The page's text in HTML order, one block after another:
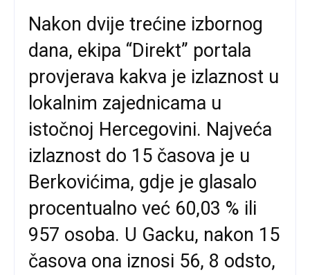
Nakon dvije trećine izbornog
dana, ekipa “Direkt” portala
provjerava kakva je izlaznost u
lokalnim zajednicama u
istočnoj Hercegovini. Najveća
izlaznost do 15 časova je u
Berkovićima, gdje je glasalo
procentualno već 60,03 % ili
957 osoba. U Gacku, nakon 15
časova ona iznosi 56, 8 odsto,